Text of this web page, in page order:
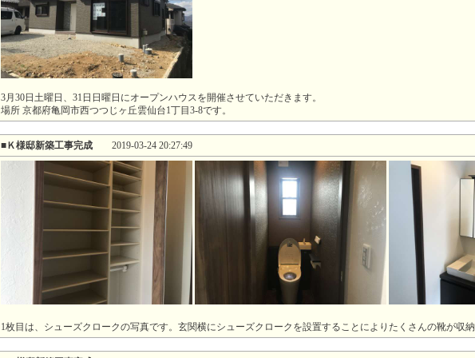
3月30日土曜日、31日日曜日にオープンハウスを開催させていただきます。
場所 京都府亀岡市西つつじヶ丘雲仙台1丁目3-8です。
■Ｋ様邸新築工事完成 2019-03-24 20:27:49
1枚目は、シューズクロークの写真です。玄関横にシューズクロークを設置することによりたくさんの靴が収